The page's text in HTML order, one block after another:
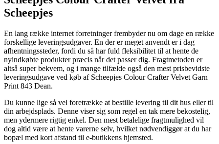
Scheepjes
En lang række internet forretninger frembyder nu om dage en række
forskellige leveringsudgaver. En der er meget anvendt er i dag
afhentningssteder, fordi du så har fuld fleksibilitet til at hente de
nyindkøbte produkter præcis når det passer dig. Fragtmetoden er
altså super bekvem, og i mange tilfælde også den mest prisbevidste
leveringsudgave ved køb af Scheepjes Colour Crafter Velvet Garn
Print 843 Dean.
Du kunne lige så vel foretrække at bestille levering til dit hus eller til
din arbejdsplads. Denne viser sig som regel en tak mere bekostelig,
men ydermere rigtig enkel. Den mest betalelige fragtmulighed vil
dog altid være at hente varerne selv, hvilket nødvendiggør at du har
bopæl med kort afstand til e-butikkens hjemsted.